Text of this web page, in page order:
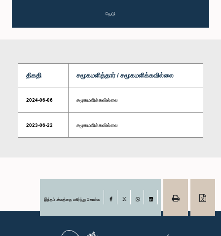
தேடு
திகதி சமூகமளித்தார் / சமூகமளிக்கவில்லை
2024-06-06 சமூகமளிக்கவில்லை
2023-06-22 சமூகமளிக்கவில்லை
இந்தப் பக்கத்தை பகிர்ந்து கொள்க Facebook